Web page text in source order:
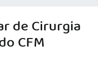
de Cirurgia
CFM